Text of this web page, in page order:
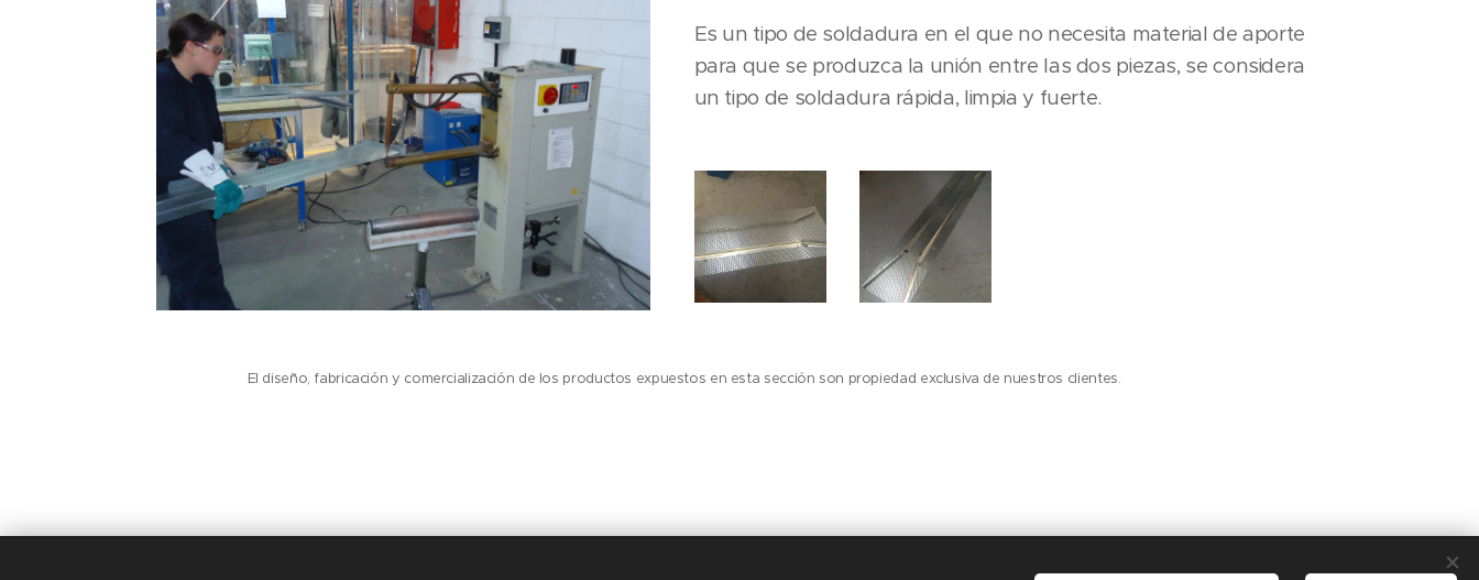
Es un tipo de soldadura en el que no necesita material de aporte
para que se produzca la unión entre las dos piezas, se considera
un tipo de soldadura rápida, limpia y fuerte.
El diseño, fabricación y comercialización de los productos expuestos en esta sección son propiedad exclusiva de nuestros clientes.